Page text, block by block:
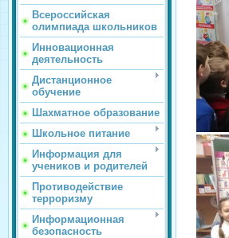
Всероссийская
олимпиада школьников
Инновационная
деятельность
Дистанционное
обучение
Шахматное образование
Школьное питание
Информация для
учеников и родителей
Противодействие
терроризму
Информационная
безопасность